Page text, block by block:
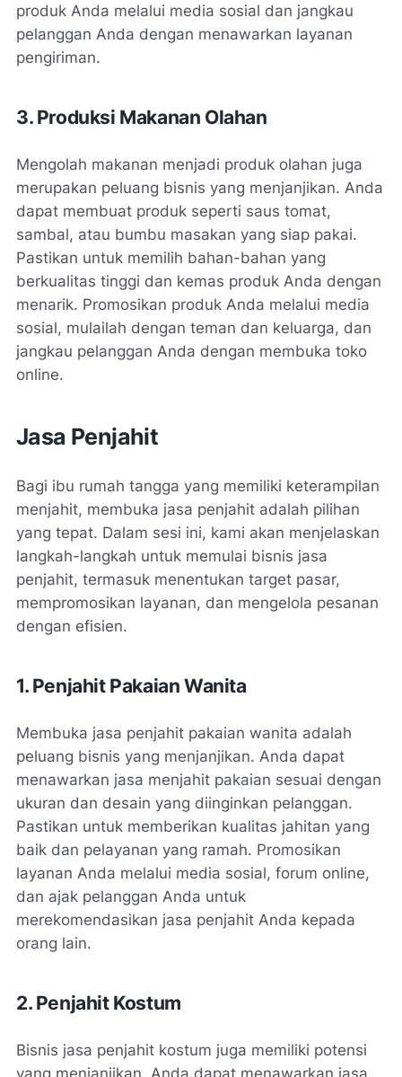
produk Anda melalui media sosial dan jangkau
pelanggan Anda dengan menawarkan layanan
pengiriman.
3. Produksi Makanan Olahan
Mengolah makanan menjadi produk olahan juga
merupakan peluang bisnis yang menjanjikan. Anda
dapat membuat produk seperti saus tomat,
sambal, atau bumbu masakan yang siap pakai.
Pastikan untuk memilih bahan-bahan yang
berkualitas tinggi dan kemas produk Anda dengan
menarik. Promosikan produk Anda melalui media
sosial, mulailah dengan teman dan keluarga, dan
jangkau pelanggan Anda dengan membuka toko
online.
Jasa Penjahit
Bagi ibu rumah tangga yang memiliki keterampilan
menjahit, membuka jasa penjahit adalah pilihan
yang tepat. Dalam sesi ini, kami akan menjelaskan
langkah-langkah untuk memulai bisnis jasa
penjahit, termasuk menentukan target pasar,
mempromosikan layanan, dan mengelola pesanan
dengan efisien.
1. Penjahit Pakaian Wanita
Membuka jasa penjahit pakaian wanita adalah
peluang bisnis yang menjanjikan. Anda dapat
menawarkan jasa menjahit pakaian sesuai dengan
ukuran dan desain yang diinginkan pelanggan.
Pastikan untuk memberikan kualitas jahitan yang
baik dan pelayanan yang ramah. Promosikan
layanan Anda melalui media sosial, forum online,
dan ajak pelanggan Anda untuk
merekomendasikan jasa penjahit Anda kepada
orang lain.
2. Penjahit Kostum
Bisnis jasa penjahit kostum juga memiliki potensi
yang menjanjikan. Anda dapat menawarkan jasa